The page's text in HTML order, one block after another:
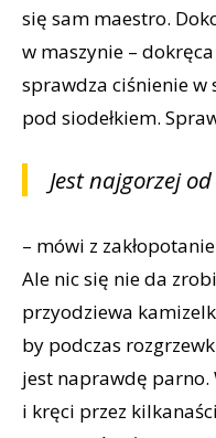
się sam maestro.
w maszynie –
sprawdza ciśnienie w
pod siodełkiem.
Jest najgorzej
– mówi z
Ale nic się nie da
przyodziewa
by podczas
jest naprawdę
i kręci przez